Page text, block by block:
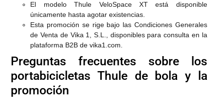
El modelo Thule VeloSpace XT está disponible
únicamente hasta agotar existencias.
Esta promoción se rige bajo las Condiciones Generales
de Venta de Vika 1, S.L., disponibles para consulta en la
plataforma B2B de vika1.com.
Preguntas frecuentes sobre los
portabicicletas Thule de bola y la
promoción